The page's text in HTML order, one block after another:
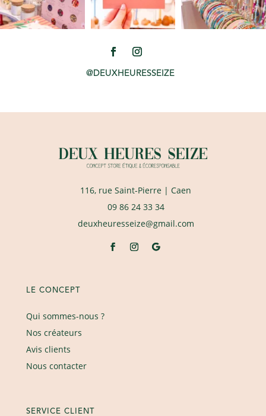
@DEUXHEURESSEIZE
116, rue Saint-Pierre | Caen
09 86 24 33 34
deuxheuresseize@gmail.com
LE CONCEPT
Qui sommes-nous ?
Nos créateurs
Avis clients
Nous contacter
SERVICE CLIENT